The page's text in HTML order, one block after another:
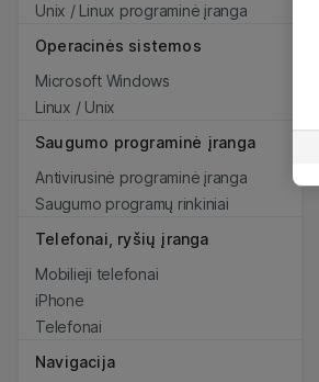
Unix / Linux programinė įranga
Operacinės sistemos
Microsoft Windows
Linux / Unix
Saugumo programinė įranga
Antivirusinė programinė įranga
Saugumo programų rinkiniai
Telefonai, ryšių įranga
Mobilieji telefonai
iPhone
Telefonai
Navigacija